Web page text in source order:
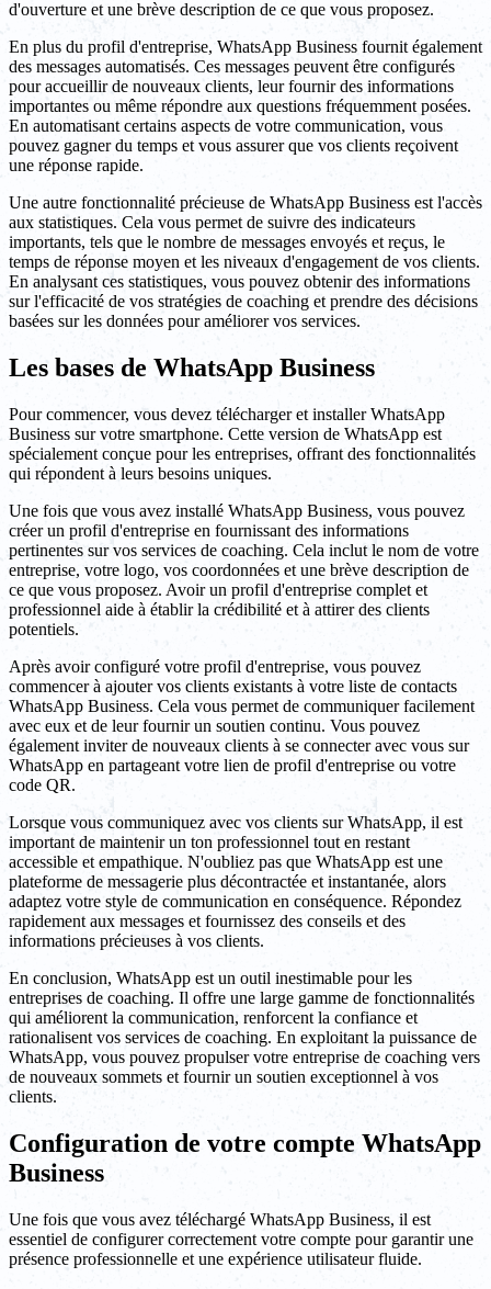
d'ouverture et une brève description de ce que vous proposez.
En plus du profil d'entreprise, WhatsApp Business fournit également
des messages automatisés. Ces messages peuvent être configurés
pour accueillir de nouveaux clients, leur fournir des informations
importantes ou même répondre aux questions fréquemment posées.
En automatisant certains aspects de votre communication, vous
pouvez gagner du temps et vous assurer que vos clients reçoivent
une réponse rapide.
Une autre fonctionnalité précieuse de WhatsApp Business est l'accès
aux statistiques. Cela vous permet de suivre des indicateurs
importants, tels que le nombre de messages envoyés et reçus, le
temps de réponse moyen et les niveaux d'engagement de vos clients.
En analysant ces statistiques, vous pouvez obtenir des informations
sur l'efficacité de vos stratégies de coaching et prendre des décisions
basées sur les données pour améliorer vos services.
Les bases de WhatsApp Business
Pour commencer, vous devez télécharger et installer WhatsApp
Business sur votre smartphone. Cette version de WhatsApp est
spécialement conçue pour les entreprises, offrant des fonctionnalités
qui répondent à leurs besoins uniques.
Une fois que vous avez installé WhatsApp Business, vous pouvez
créer un profil d'entreprise en fournissant des informations
pertinentes sur vos services de coaching. Cela inclut le nom de votre
entreprise, votre logo, vos coordonnées et une brève description de
ce que vous proposez. Avoir un profil d'entreprise complet et
professionnel aide à établir la crédibilité et à attirer des clients
potentiels.
Après avoir configuré votre profil d'entreprise, vous pouvez
commencer à ajouter vos clients existants à votre liste de contacts
WhatsApp Business. Cela vous permet de communiquer facilement
avec eux et de leur fournir un soutien continu. Vous pouvez
également inviter de nouveaux clients à se connecter avec vous sur
WhatsApp en partageant votre lien de profil d'entreprise ou votre
code QR.
Lorsque vous communiquez avec vos clients sur WhatsApp, il est
important de maintenir un ton professionnel tout en restant
accessible et empathique. N'oubliez pas que WhatsApp est une
plateforme de messagerie plus décontractée et instantanée, alors
adaptez votre style de communication en conséquence. Répondez
rapidement aux messages et fournissez des conseils et des
informations précieuses à vos clients.
En conclusion, WhatsApp est un outil inestimable pour les
entreprises de coaching. Il offre une large gamme de fonctionnalités
qui améliorent la communication, renforcent la confiance et
rationalisent vos services de coaching. En exploitant la puissance de
WhatsApp, vous pouvez propulser votre entreprise de coaching vers
de nouveaux sommets et fournir un soutien exceptionnel à vos
clients.
Configuration de votre compte WhatsApp
Business
Une fois que vous avez téléchargé WhatsApp Business, il est
essentiel de configurer correctement votre compte pour garantir une
présence professionnelle et une expérience utilisateur fluide.